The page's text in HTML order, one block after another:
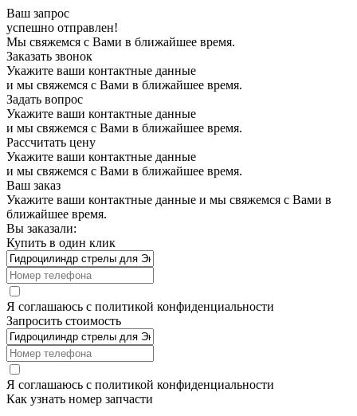
Ваш запрос
успешно отправлен!
Мы свяжемся с Вами в ближайшее время.
Заказать звонок
Укажите ваши контактные данные
и мы свяжемся с Вами в ближайшее время.
Задать вопрос
Укажите ваши контактные данные
и мы свяжемся с Вами в ближайшее время.
Рассчитать цену
Укажите ваши контактные данные
и мы свяжемся с Вами в ближайшее время.
Ваш заказ
Укажите ваши контактные данные и мы свяжемся с Вами в
ближайшее время.
Вы заказали:
Купить в один клик
Я соглашаюсь с политикой конфиденциальности
Запросить стоимость
Я соглашаюсь с политикой конфиденциальности
Как узнать номер запчасти